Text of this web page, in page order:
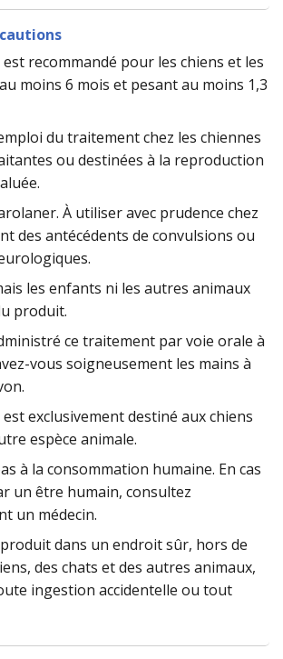
recommandé pour les chiens et les
moins 6 mois et pesant au moins 1,3
du traitement chez les chiennes
ou destinées à la reproduction
À utiliser avec prudence chez
des antécédents de convulsions ou
les enfants ni les autres animaux
produit.
ce traitement par voie orale à
vous soigneusement les mains à
exclusivement destiné aux chiens
espèce animale.
à la consommation humaine. En cas
un être humain, consultez
un médecin.
dans un endroit sûr, hors de
des chats et des autres animaux,
ingestion accidentelle ou tout